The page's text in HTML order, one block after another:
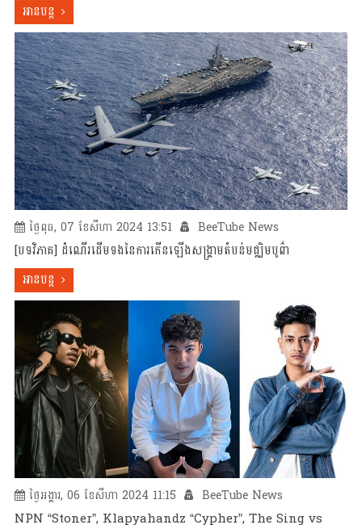
អានបន្ត
ថ្ងៃពុធ, 07 ខែសីហា 2024 13:51 BeeTube News
[បទវិភាគ] ដំណើរដើមទងនៃការកើនឡើងសង្គ្រាមតំបន់មជ្ឈិមបូព៌ា
អានបន្ត
ថ្ងៃអង្គារ, 06 ខែសីហា 2024 11:15 BeeTube News
NPN “Stoner”, Klapyahandz “Cypher”, The Sing vs